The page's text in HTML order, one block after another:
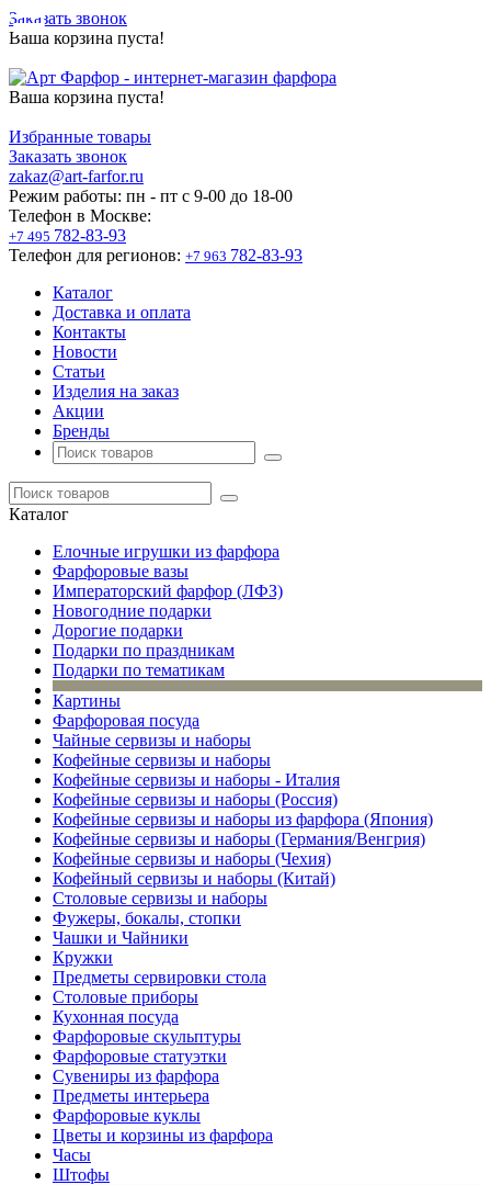
Заказать звонок
Ваша корзина пуста!
Ваша корзина пуста!
Избранные товары
Заказать звонок
zakaz@art-farfor.ru
Режим работы: пн - пт c 9-00 до 18-00
Телефон в Москве:
+7 495 782-83-93
Телефон для регионов: +7 963 782-83-93
Каталог
Доставка и оплата
Контакты
Новости
Статьи
Изделия на заказ
Акции
Бренды
Каталог
Елочные игрушки из фарфора
Фарфоровые вазы
Императорский фарфор (ЛФЗ)
Новогодние подарки
Дорогие подарки
Подарки по праздникам
Подарки по тематикам
Картины
Фарфоровая посуда
Чайные сервизы и наборы
Кофейные сервизы и наборы
Кофейные сервизы и наборы - Италия
Кофейные сервизы и наборы (Россия)
Кофейные сервизы и наборы из фарфора (Япония)
Кофейные сервизы и наборы (Германия/Венгрия)
Кофейные сервизы и наборы (Чехия)
Кофейный сервизы и наборы (Китай)
Столовые сервизы и наборы
Фужеры, бокалы, стопки
Чашки и Чайники
Кружки
Предметы сервировки стола
Столовые приборы
Кухонная посуда
Фарфоровые скульптуры
Фарфоровые статуэтки
Сувениры из фарфора
Предметы интерьера
Фарфоровые куклы
Цветы и корзины из фарфора
Часы
Штофы